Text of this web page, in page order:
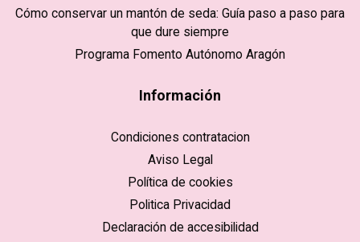
Cómo conservar un mantón de seda: Guía paso a paso para
que dure siempre
Programa Fomento Autónomo Aragón
Información
Condiciones contratacion
Aviso Legal
Política de cookies
Politica Privacidad
Declaración de accesibilidad